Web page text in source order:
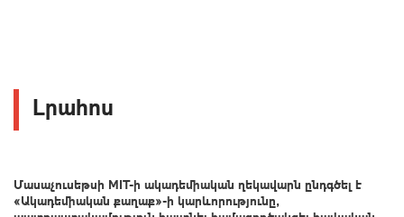
Լրահոս
Մասաչուսեթսի MIT-ի ակադեմիական ղեկավարն ընդգծել է
«Ակադեմիական քաղաք»-ի կարևորությունը,